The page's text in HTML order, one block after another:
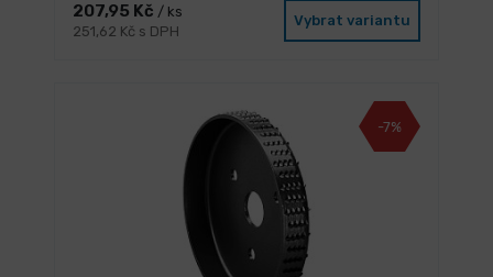
207,95 Kč / ks
251,62 Kč s DPH
Vybrat variantu
-7%